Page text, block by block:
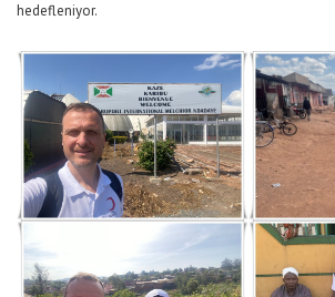
hedefleniyor.